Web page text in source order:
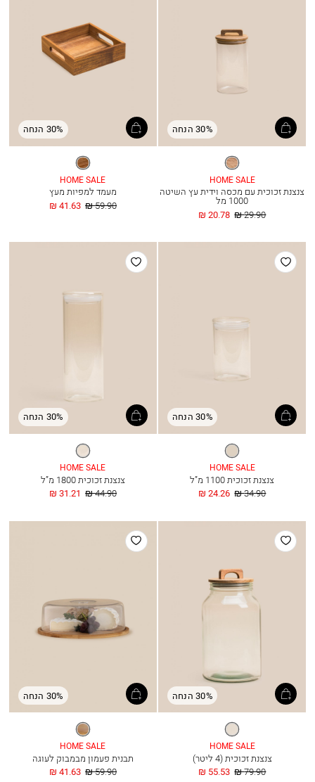
30% הנחה
שקוף
HOME SALE
צנצנת זכוכית עם מכסה וידית עץ השיטה
1000 מל
החל
20.78 ₪ מחיר
29.90 ₪
30% הנחה
טבעי
HOME SALE
מעמד למפיות מעץ
החל
41.63 ₪ מחיר
59.90 ₪
הוסף
למועדפים
30% הנחה
שקוף
HOME SALE
צנצנת זכוכית 1100 מ”ל
החל
24.26 ₪ מחיר
34.90 ₪
הוסף
למועדפים
30% הנחה
שקוף
HOME SALE
צנצנת זכוכית 1800 מ”ל
החל
31.21 ₪ מחיר
44.90 ₪
הוסף
למועדפים
30% הנחה
שקוף
HOME SALE
צנצנת זכוכית (4 ליטר)
החל
55.53 ₪ מחיר
79.90 ₪
הוסף
למועדפים
30% הנחה
טבעי
HOME SALE
תבנית פעמון מבמבוק לעוגה
החל
41.63 ₪ מחיר
59.90 ₪